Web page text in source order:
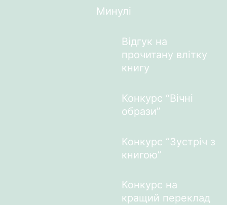
Минулі
Відгук на
прочитану влітку
книгу
Конкурс “Вічні
образи”
Конкурс “Зустріч з
книгою”
Конкурс на
кращий переклад